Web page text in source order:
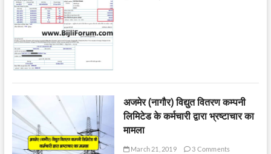
अजमेर (नागौर) विद्युत वितरण कम्पनी
लिमिटेड के कर्मचारी द्वारा भ्रष्टाचार का
मामला
March 21, 2019 3 Comments